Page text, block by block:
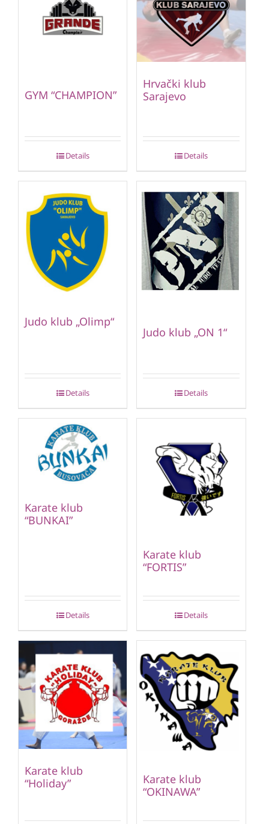
GYM “CHAMPION”
Details
Hrvački klub
Sarajevo
Details
Judo klub „Olimp“
Details
Judo klub „ON 1“
Details
Karate klub
“BUNKAI”
Details
Karate klub
“FORTIS”
Details
Karate klub
“Holiday”
Karate klub
“OKINAWA”